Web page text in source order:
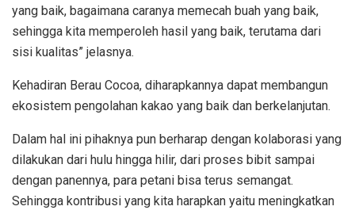
yang baik, bagaimana caranya memecah buah yang baik,
sehingga kita memperoleh hasil yang baik, terutama dari
sisi kualitas” jelasnya.
Kehadiran Berau Cocoa, diharapkannya dapat membangun
ekosistem pengolahan kakao yang baik dan berkelanjutan.
Dalam hal ini pihaknya pun berharap dengan kolaborasi yang
dilakukan dari hulu hingga hilir, dari proses bibit sampai
dengan panennya, para petani bisa terus semangat.
Sehingga kontribusi yang kita harapkan yaitu meningkatkan